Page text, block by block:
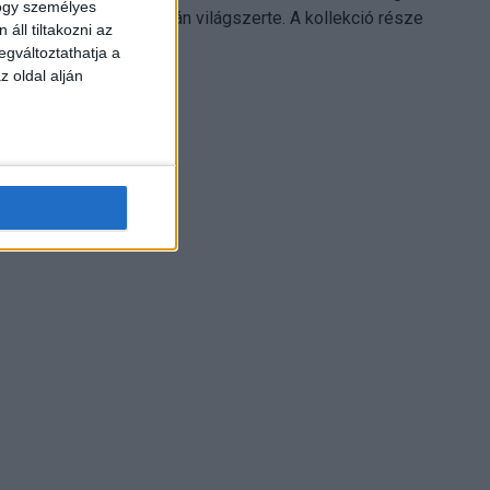
személyes
áll tiltakozni az
a
oldal alján
Electronics platformján világszerte. A kollekció része
Leonardo...